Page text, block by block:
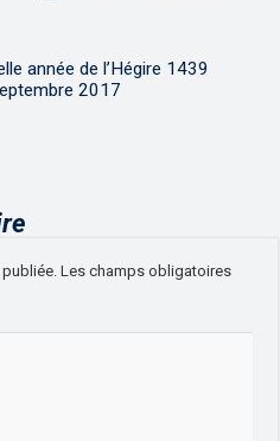
année de l’Hégire 1439
2017
Les champs obligatoires